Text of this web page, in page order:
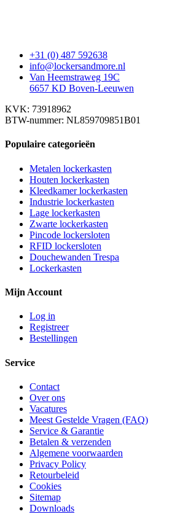
+31 (0) 487 592638
info@lockersandmore.nl
Van Heemstraweg 19C
6657 KD Boven-Leeuwen
KVK: 73918962
BTW-nummer: NL859709851B01
Populaire categorieën
Metalen lockerkasten
Houten lockerkasten
Kleedkamer lockerkasten
Industrie lockerkasten
Lage lockerkasten
Zwarte lockerkasten
Pincode lockersloten
RFID lockersloten
Douchewanden Trespa
Lockerkasten
Mijn Account
Log in
Registreer
Bestellingen
Service
Contact
Over ons
Vacatures
Meest Gestelde Vragen (FAQ)
Service & Garantie
Betalen & verzenden
Algemene voorwaarden
Privacy Policy
Retourbeleid
Cookies
Sitemap
Downloads